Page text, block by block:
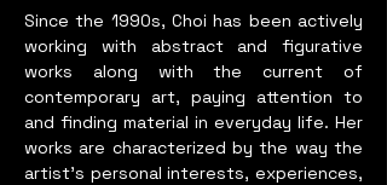
Since the 1990s, Choi has been actively
working with abstract and figurative
works along with the current of
contemporary art, paying attention to
and finding material in everyday life. Her
works are characterized by the way the
artist's personal interests, experiences,